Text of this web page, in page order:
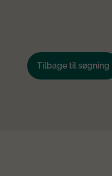
Tilbage til søgning